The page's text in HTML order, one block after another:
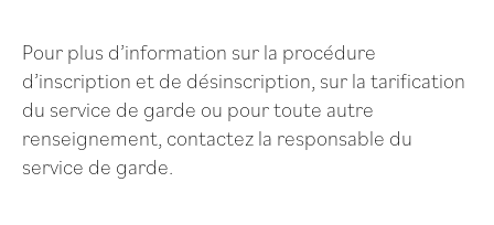
Pour plus d’information sur la procédure
d’inscription et de désinscription, sur la tarification
du service de garde ou pour toute autre
renseignement, contactez la responsable du
service de garde.